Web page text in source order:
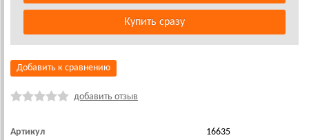
Добавить к сравнению
добавить отзыв
Артикул 16635